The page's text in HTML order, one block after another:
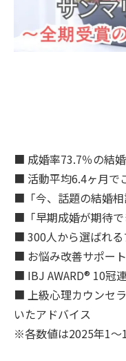
■ 成婚率73.7％の結
■ 活動平均6.4ヶ月で
■「今、話題の結婚
■「早期成婚が期待
■ 300人から選ばれる
■ お悩み改善サポー
■ IBJ AWARD® 10冠
■ 上級心理カウンセ
いたアドバイス
※各数値は2025年1～